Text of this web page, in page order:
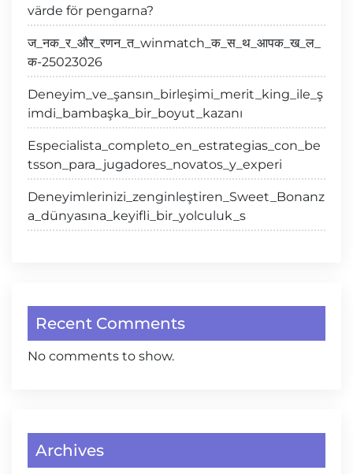
värde för pengarna?
ज_नक_र_और_रणन_त_winmatch_क_स_थ_आपक_ख_ल_
क-25023026
Deneyim_ve_şansın_birleşimi_merit_king_ile_ş
imdi_bambaşka_bir_boyut_kazanı
Especialista_completo_en_estrategias_con_be
tsson_para_jugadores_novatos_y_experi
Deneyimlerinizi_zenginleştiren_Sweet_Bonanz
a_dünyasına_keyifli_bir_yolculuk_s
Recent Comments
No comments to show.
Archives